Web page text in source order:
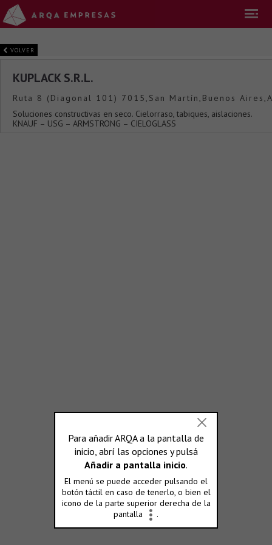
VOLVER
KUPLACK S.R.L.
Ruta 8 (Diagonal 101) 7015,San Martín,Buenos
Soluciones constructivas en seco. Cielorraso, tabiques, aislaciones.
KNAUF – USG – ARMSTRONG – CIELOGLASS